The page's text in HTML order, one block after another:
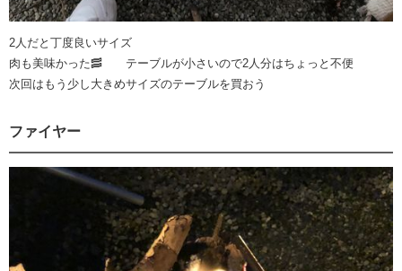
2人だと丁度良いサイズ
肉も美味かった🥓 テーブルが小さいので2人分はちょっと不便
次回はもう少し大きめサイズのテーブルを買おう
ファイヤー